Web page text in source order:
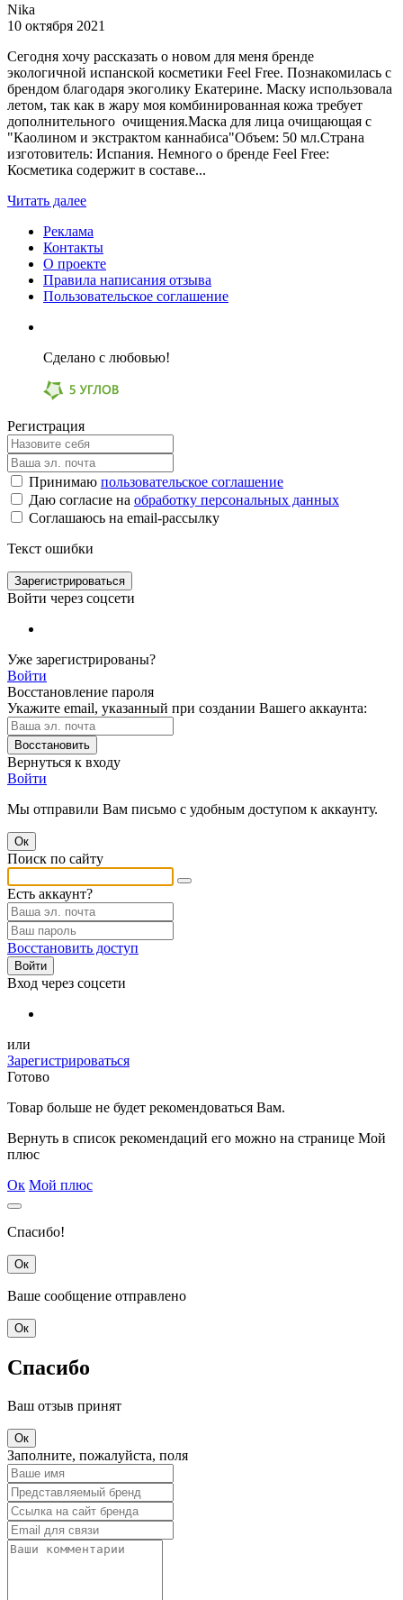
Nika
10 октября 2021
Сегодня хочу рассказать о новом для меня бренде
экологичной испанской косметики Feel Free. Познакомилась с
брендом благодаря экоголику Екатерине. Маску использовала
летом, так как в жару моя комбинированная кожа требует
дополнительного очищения.Маска для лица очищающая с
"Каолином и экстрактом каннабиса"Объем: 50 мл.Страна
изготовитель: Испания. Немного о бренде Feel Free:
Косметика содержит в составе...
Читать далее
Реклама
Контакты
О проекте
Правила написания отзыва
Пользовательское соглашение
Сделано с любовью!
Регистрация
Принимаю пользовательское соглашение
Даю согласие на обработку персональных данных
Соглашаюсь на email-рассылку
Текст ошибки
Зарегистрироваться
Войти через соцсети
Уже зарегистрированы?
Войти
Восстановление пароля
Укажите email, указанный при создании Вашего аккаунта:
Восстановить
Вернуться к входу
Войти
Мы отправили Вам письмо с удобным доступом к аккаунту.
Ок
Поиск по сайту
Есть аккаунт?
Восстановить доступ
Войти
Вход через соцсети
или
Зарегистрироваться
Готово
Товар больше не будет рекомендоваться Вам.
Вернуть в список рекомендаций его можно на странице Мой
плюс
Ок Мой плюс
Спасибо!
Ок
Ваше сообщение отправлено
Ок
Спасибо
Ваш отзыв принят
Ок
Заполните, пожалуйста, поля